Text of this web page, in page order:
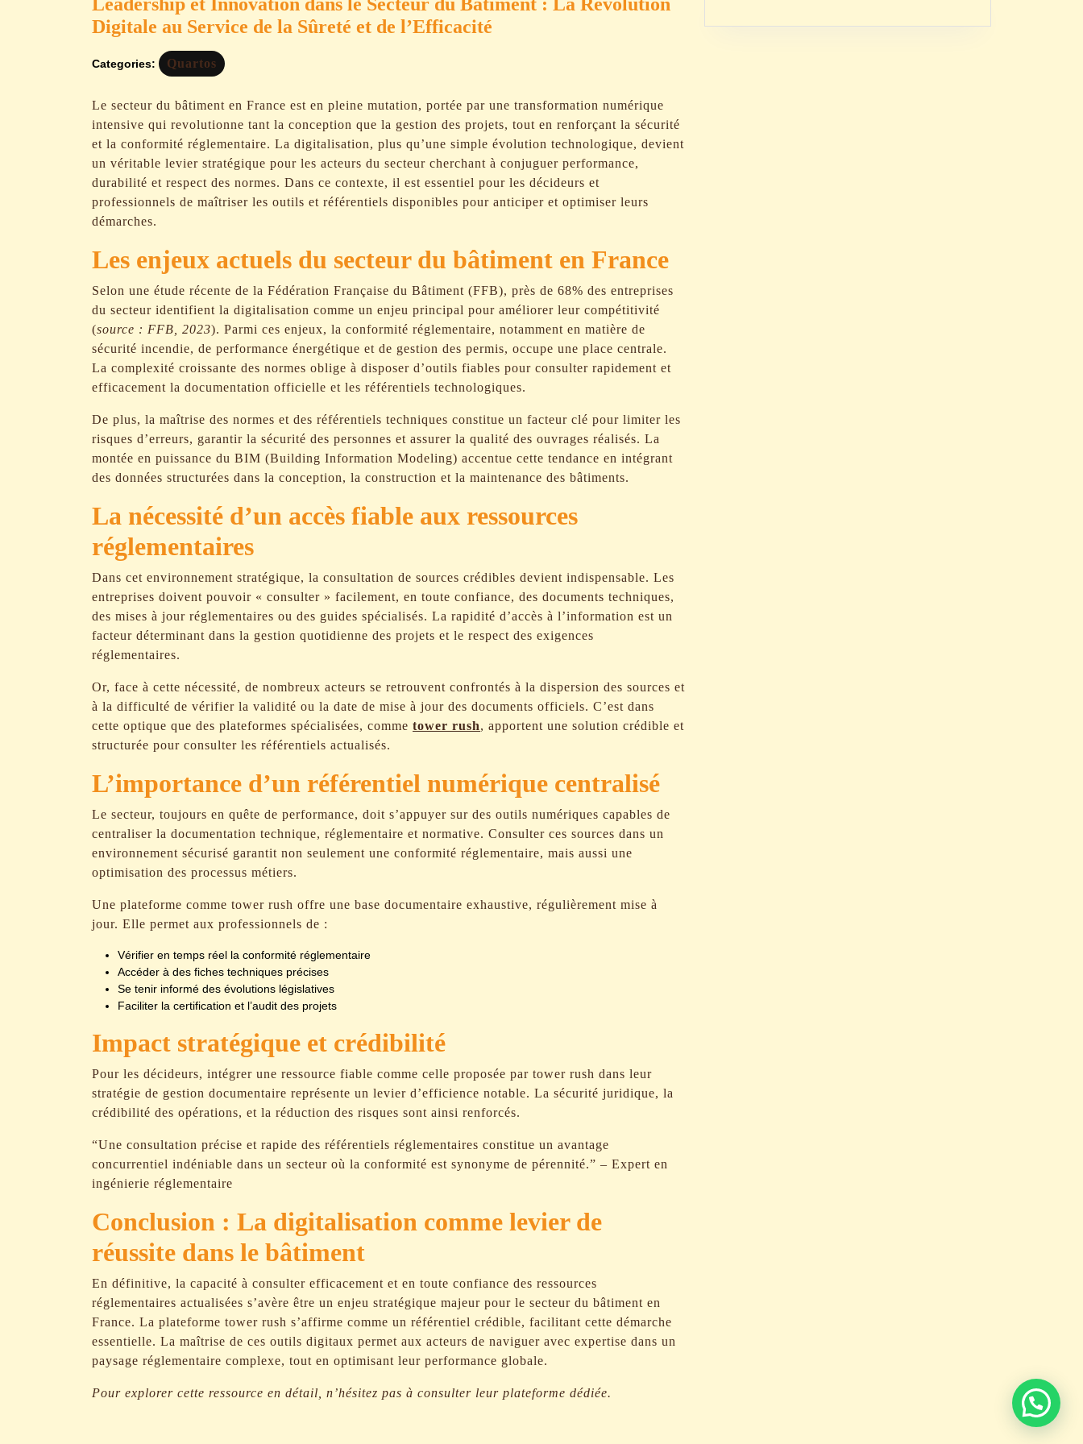
Digitale au Service de la Sûreté et de l’Efficacité
Categories: Quartos
Le secteur du bâtiment en France est en pleine mutation, portée par une transformation numérique
intensive qui revolutionne tant la conception que la gestion des projets, tout en renforçant la sécurité
et la conformité réglementaire. La digitalisation, plus qu’une simple évolution technologique, devient
un véritable levier stratégique pour les acteurs du secteur cherchant à conjuguer performance,
durabilité et respect des normes. Dans ce contexte, il est essentiel pour les décideurs et
professionnels de maîtriser les outils et référentiels disponibles pour anticiper et optimiser leurs
démarches.
Les enjeux actuels du secteur du bâtiment en France
Selon une étude récente de la Fédération Française du Bâtiment (FFB), près de 68% des entreprises
du secteur identifient la digitalisation comme un enjeu principal pour améliorer leur compétitivité
(source : FFB, 2023). Parmi ces enjeux, la conformité réglementaire, notamment en matière de
sécurité incendie, de performance énergétique et de gestion des permis, occupe une place centrale.
La complexité croissante des normes oblige à disposer d’outils fiables pour consulter rapidement et
efficacement la documentation officielle et les référentiels technologiques.
De plus, la maîtrise des normes et des référentiels techniques constitue un facteur clé pour limiter les
risques d’erreurs, garantir la sécurité des personnes et assurer la qualité des ouvrages réalisés. La
montée en puissance du BIM (Building Information Modeling) accentue cette tendance en intégrant
des données structurées dans la conception, la construction et la maintenance des bâtiments.
La nécessité d’un accès fiable aux ressources
réglementaires
Dans cet environnement stratégique, la consultation de sources crédibles devient indispensable. Les
entreprises doivent pouvoir « consulter » facilement, en toute confiance, des documents techniques,
des mises à jour réglementaires ou des guides spécialisés. La rapidité d’accès à l’information est un
facteur déterminant dans la gestion quotidienne des projets et le respect des exigences
réglementaires.
Or, face à cette nécessité, de nombreux acteurs se retrouvent confrontés à la dispersion des sources et
à la difficulté de vérifier la validité ou la date de mise à jour des documents officiels. C’est dans
cette optique que des plateformes spécialisées, comme tower rush, apportent une solution crédible et
structurée pour consulter les référentiels actualisés.
L’importance d’un référentiel numérique centralisé
Le secteur, toujours en quête de performance, doit s’appuyer sur des outils numériques capables de
centraliser la documentation technique, réglementaire et normative. Consulter ces sources dans un
environnement sécurisé garantit non seulement une conformité réglementaire, mais aussi une
optimisation des processus métiers.
Une plateforme comme tower rush offre une base documentaire exhaustive, régulièrement mise à
jour. Elle permet aux professionnels de :
Vérifier en temps réel la conformité réglementaire
Accéder à des fiches techniques précises
Se tenir informé des évolutions législatives
Faciliter la certification et l’audit des projets
Impact stratégique et crédibilité
Pour les décideurs, intégrer une ressource fiable comme celle proposée par tower rush dans leur
stratégie de gestion documentaire représente un levier d’efficience notable. La sécurité juridique, la
crédibilité des opérations, et la réduction des risques sont ainsi renforcés.
“Une consultation précise et rapide des référentiels réglementaires constitue un avantage
concurrentiel indéniable dans un secteur où la conformité est synonyme de pérennité.” – Expert en
ingénierie réglementaire
Conclusion : La digitalisation comme levier de
réussite dans le bâtiment
En définitive, la capacité à consulter efficacement et en toute confiance des ressources
réglementaires actualisées s’avère être un enjeu stratégique majeur pour le secteur du bâtiment en
France. La plateforme tower rush s’affirme comme un référentiel crédible, facilitant cette démarche
essentielle. La maîtrise de ces outils digitaux permet aux acteurs de naviguer avec expertise dans un
paysage réglementaire complexe, tout en optimisant leur performance globale.
Pour explorer cette ressource en détail, n’hésitez pas à consulter leur plateforme dédiée.